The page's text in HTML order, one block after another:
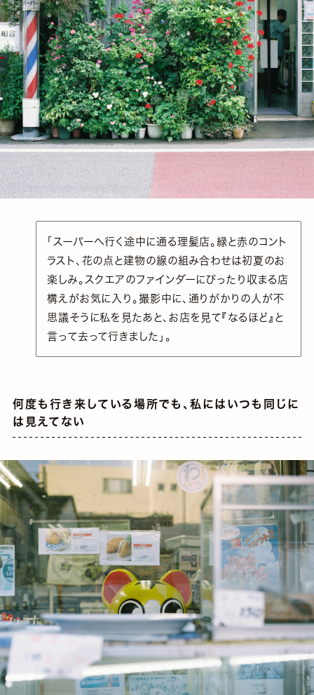
「スーパーへ行く途中に通る理髪店。緑と赤のコント
ラスト、花の点と建物の線の組み合わせは初夏のお
楽しみ。スクエアのファインダーにぴったり収まる店
構えがお気に入り。撮影中に、通りがかりの人が不
思議そうに私を見たあと、お店を見て『なるほど』と
言って去って行きました」。
何度も行き来している場所でも、私にはいつも同じに
は見えてない